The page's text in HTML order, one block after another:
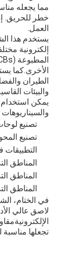
مما يجعله
العمل.
يستخدم هذا
إلكترونية
الأخرى.كما
الطيران
والبيئات
يمكن استخدام
والسيناريوهات
تصنيع
تصنيع
التطبيقات
المناطق
المناطق
المناطق
في الختام،
لاصق عالي
تجعلها مناسبة